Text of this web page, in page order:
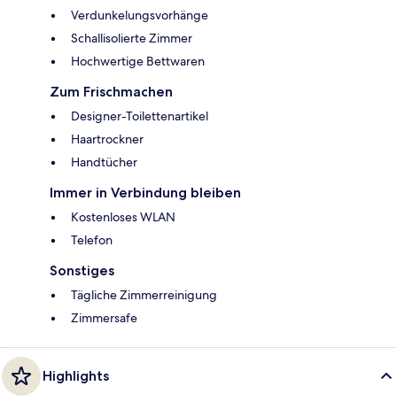
Verdunkelungsvorhänge
Schallisolierte Zimmer
Hochwertige Bettwaren
Zum Frischmachen
Designer-Toilettenartikel
Haartrockner
Handtücher
Immer in Verbindung bleiben
Kostenloses WLAN
Telefon
Sonstiges
Tägliche Zimmerreinigung
Zimmersafe
Highlights